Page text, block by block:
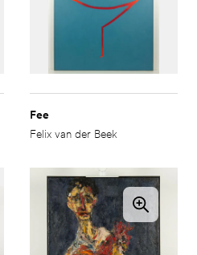
Fee
Felix van der Beek